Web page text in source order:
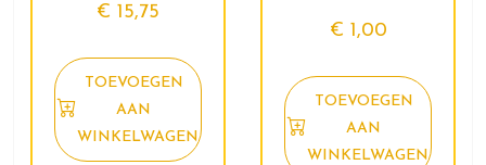
€ 15,75
TOEVOEGEN
AAN
WINKELWAGEN
€ 1,00
TOEVOEGEN
AAN
WINKELWAGEN